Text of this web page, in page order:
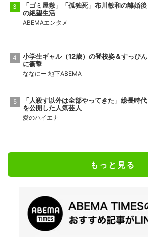
「ゴミ屋敷」「孤独死」布川敏和の離婚後
の絶望生活
ABEMAエンタメ
小学生ギャル（12歳）の登校姿＆すっぴん
に衝撃
ななにー 地下ABEMA
「人殺す以外は全部やってきた」総長時代
を公開した人気芸人
愛のハイエナ
もっと見る